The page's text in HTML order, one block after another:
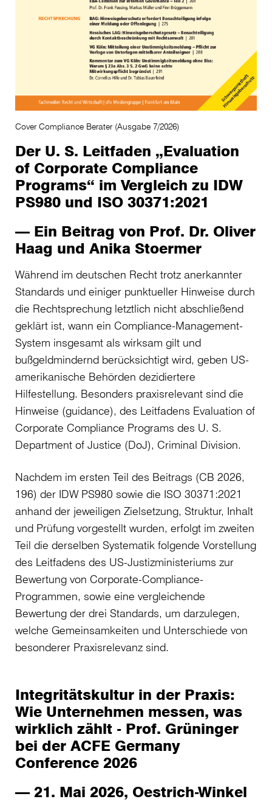
Cover Compliance Berater (Ausgabe 7/2026)
Der U. S. Leitfaden „Evaluation
of Corporate Compliance
Programs“ im Vergleich zu IDW
PS980 und ISO 30371:2021
— Ein Beitrag von Prof. Dr. Oliver
Haag und Anika Stoermer
Während im deutschen Recht trotz anerkannter
Standards und einiger punktueller Hinweise durch
die Rechtsprechung letztlich nicht abschließend
geklärt ist, wann ein Compliance-Management-
System insgesamt als wirksam gilt und
bußgeldmindernd berücksichtigt wird, geben US-
amerikanische Behörden dezidiertere
Hilfestellung. Besonders praxisrelevant sind die
Hinweise (guidance), des Leitfadens Evaluation of
Corporate Compliance Programs des U. S.
Department of Justice (DoJ), Criminal Division.
Nachdem im ersten Teil des Beitrags (CB 2026,
196) der IDW PS980 sowie die ISO 30371:2021
anhand der jeweiligen Zielsetzung, Struktur, Inhalt
und Prüfung vorgestellt wurden, erfolgt im zweiten
Teil die derselben Systematik folgende Vorstellung
des Leitfadens des US-Justizministeriums zur
Bewertung von Corporate-Compliance-
Programmen, sowie eine vergleichende
Bewertung der drei Standards, um darzulegen,
welche Gemeinsamkeiten und Unterschiede von
besonderer Praxisrelevanz sind.
Integritätskultur in der Praxis:
Wie Unternehmen messen, was
wirklich zählt - Prof. Grüninger
bei der ACFE Germany
Conference 2026
— 21. Mai 2026, Oestrich-Winkel